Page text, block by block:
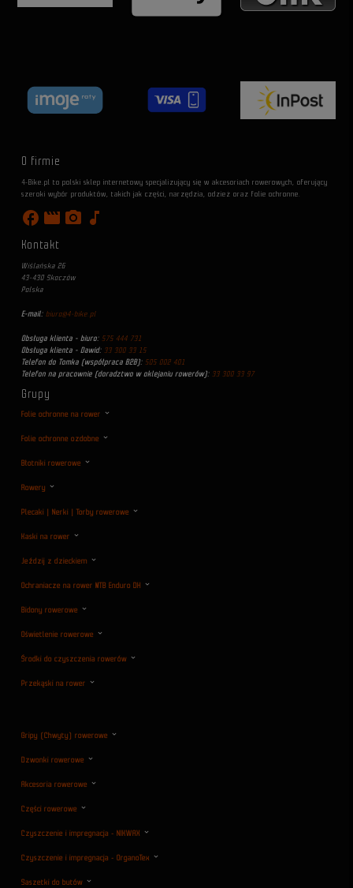
O firmie
4-Bike.pl to polski sklep internetowy specjalizujący się w akcesoriach rowerowych, oferujący
szeroki wybór produktów, takich jak części, narzędzia, odzież oraz folie ochronne.
facebook movie photo_camera music_note
Kontakt
Wiślańska 26
43-430 Skoczów
Polska
E-mail: biuro@4-bike.pl
Obsługa klienta - biuro: 575 444 731
Obsługa klienta - Dawid: 33 300 33 15
Telefon do Tomka (współpraca B2B): 505 002 401
Telefon na pracownie (doradztwo w oklejaniu rowerów): 33 300 33 97
Grupy
Folie ochronne na rower
Folie ochronne ozdobne
Błotniki rowerowe
Rowery
Plecaki | Nerki | Torby rowerowe
Kaski na rower
Jeździj z dzieckiem
Ochraniacze na rower MTB Enduro DH
Bidony rowerowe
Oświetlenie rowerowe
Środki do czyszczenia rowerów
Przekąski na rower
Gripy (Chwyty) rowerowe
Dzwonki rowerowe
Akcesoria rowerowe
Części rowerowe
Czyszczenie i impregnacja - NIKWAX
Czyszczenie i impregnacja - OrganoTex
Saszetki do butów